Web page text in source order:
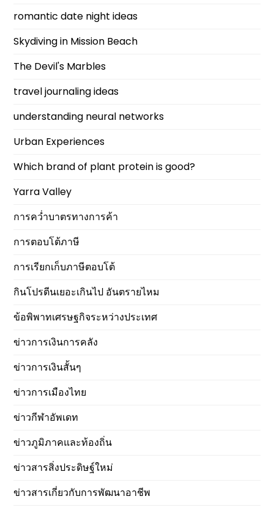
romantic date night ideas
Skydiving in Mission Beach
The Devil's Marbles
travel journaling ideas
understanding neural networks
Urban Experiences
Which brand of plant protein is good?
Yarra Valley
การคว่ำบาตรทางการค้า
การตอบโต้ภาษี
การเรียกเก็บภาษีตอบโต้
กินโปรตีนเยอะเกินไป อันตรายไหม
ข้อพิพาทเศรษฐกิจระหว่างประเทศ
ข่าวการเงินการคลัง
ข่าวการเงินสั้นๆ
ข่าวการเมืองไทย
ข่าวกีฬาอัพเดท
ข่าวภูมิภาคและท้องถิ่น
ข่าวสารสิ่งประดิษฐ์ใหม่
ข่าวสารเกี่ยวกับการพัฒนาอาชีพ